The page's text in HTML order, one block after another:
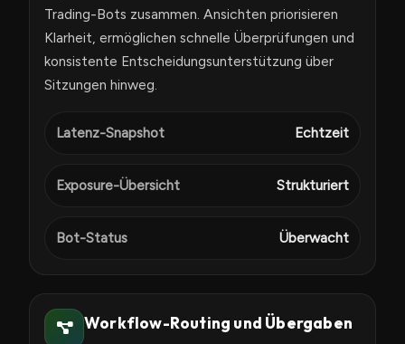
Trading-Bots zusammen. Ansichten priorisieren
Klarheit, ermöglichen schnelle Überprüfungen und
konsistente Entscheidungsunterstützung über
Sitzungen hinweg.
Latenz-Snapshot Echtzeit
Exposure-Übersicht Strukturiert
Bot-Status Überwacht
Workflow-Routing und Übergaben